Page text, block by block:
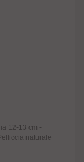
12-13 cm -
naturale
-Fatto in